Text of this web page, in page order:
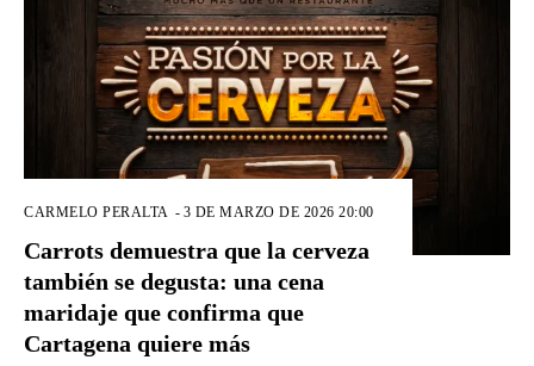
CARMELO PERALTA - 3 DE MARZO DE 2026 20:00
Carrots demuestra que la cerveza
también se degusta: una cena
maridaje que confirma que
Cartagena quiere más